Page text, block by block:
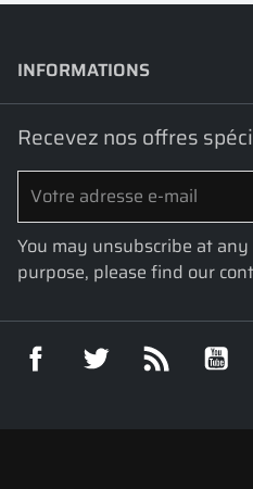
INFORMATIONS
Recevez nos offres
You may unsubscribe at
purpose, please find our
Facebook Twitter